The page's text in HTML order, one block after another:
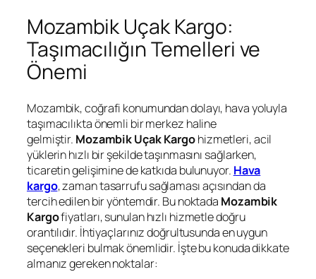
Mozambik Uçak Kargo:
Taşımacılığın Temelleri ve
Önemi
Mozambik, coğrafi konumundan dolayı, hava yoluyla
taşımacılıkta önemli bir merkez haline
gelmiştir. Mozambik Uçak Kargohizmetleri, acil
yüklerin hızlı bir şekilde taşınmasını sağlarken,
ticaretin gelişimine de katkıda bulunuyor. Hava
kargo, zaman tasarrufu sağlaması açısından da
tercih edilen bir yöntemdir. Bu noktada Mozambik
Kargofiyatları, sunulan hızlı hizmetle doğru
orantılıdır. İhtiyaçlarınız doğrultusunda en uygun
seçenekleri bulmak önemlidir. İşte bu konuda dikkate
almanız gereken noktalar: